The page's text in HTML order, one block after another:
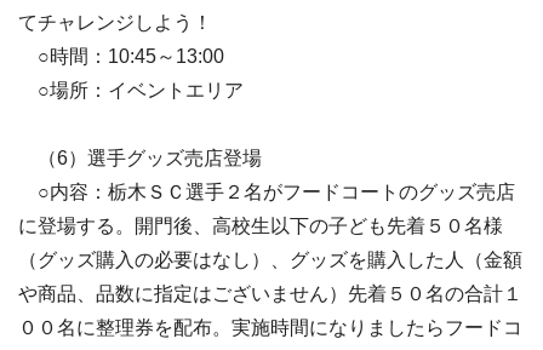
てチャレンジしよう！
○時間：10:45～13:00
○場所：イベントエリア
（6）選手グッズ売店登場
○内容：栃木ＳＣ選手２名がフードコートのグッズ売店
に登場する。開門後、高校生以下の子ども先着５０名様
（グッズ購入の必要はなし）、グッズを購入した人（金額
や商品、品数に指定はございません）先着５０名の合計１
００名に整理券を配布。実施時間になりましたらフードコ